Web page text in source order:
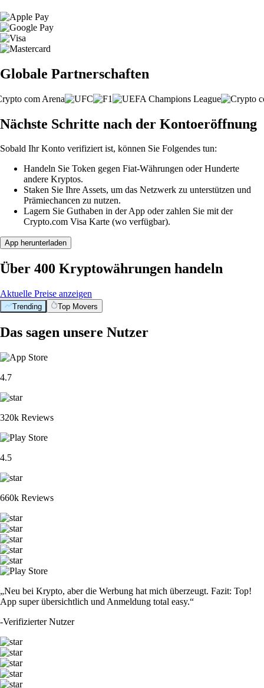
Globale Partnerschaften
Nächste Schritte nach der Kontoeröffnung
Sobald Ihr Konto verifiziert ist, können Sie Folgendes tun:
Handeln Sie Token gegen Fiat-Währungen oder Hunderte
andere Kryptos.
Staken Sie Ihre Assets, um das Netzwerk zu unterstützen und
Prämiechancen zu nutzen.
Lagern Sie Guthaben in der App oder zahlen Sie mit der
Crypto.com Visa Karte (wo verfügbar).
App herunterladen
Über 400 Kryptowährungen handeln
Aktuelle Preise anzeigen
Trending Top Movers
Das sagen unsere Nutzer
4.7
320k Reviews
4.5
660k Reviews
„Neu bei Krypto, aber die Werbung hat mich überzeugt. Fazit: Top!
App super übersichtlich und Anmeldung total easy.“
-Verifizierter Nutzer